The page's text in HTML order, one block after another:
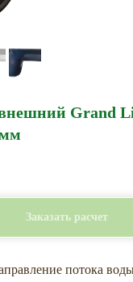
Grand
мм
Заказать расчет
потока